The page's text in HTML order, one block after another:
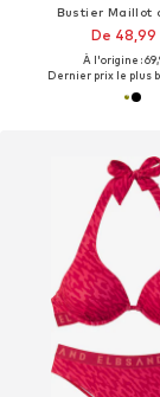
Bustier Maillot
De 48,99
À l'origine :
Dernier prix le plus